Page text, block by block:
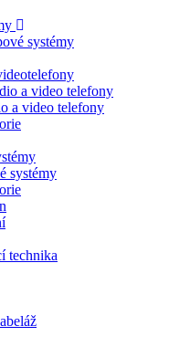
systémy
a video telefony
a video telefony
systémy
technika